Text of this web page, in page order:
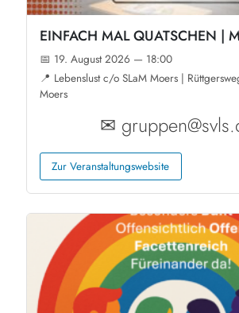
EINFACH MAL QUATSCHEN |
📅 19. August 2026 — 18:00
📍 Lebenslust c/o SLaM Moers |
Moers
✉
Zur Veranstaltungswebsite